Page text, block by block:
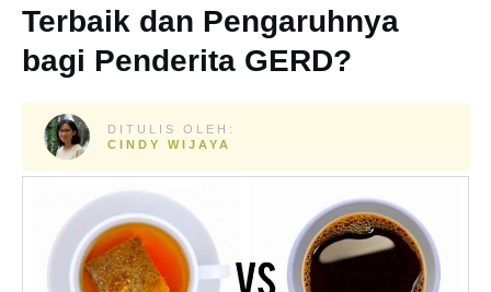
Terbaik dan Pengaruhnya
bagi Penderita GERD?
DITULIS OLEH:
CINDY WIJAYA